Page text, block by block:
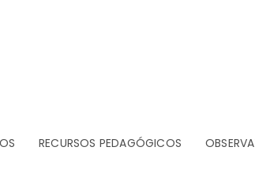
RECURSOS PEDAGÓGICOS